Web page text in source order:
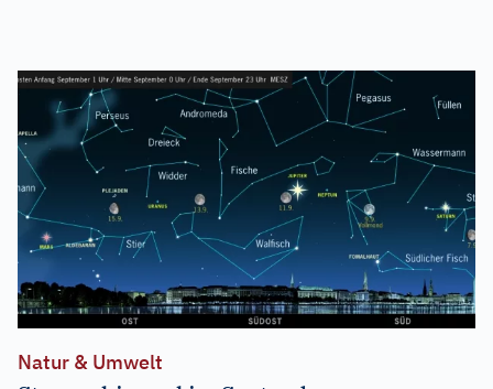
Natur & Umwelt